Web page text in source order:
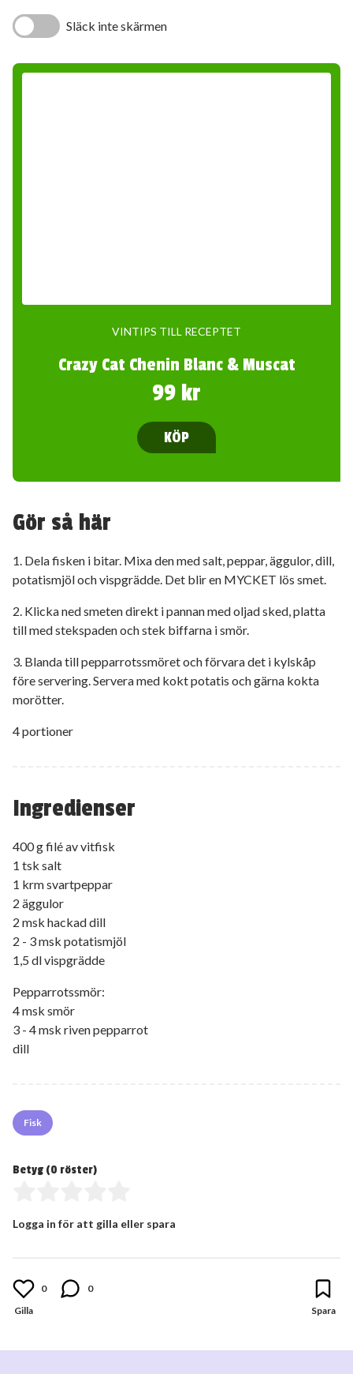
Ingredienser
400 g filé av vitfisk
1 tsk salt
1 krm svartpeppar
2 äggulor
2 msk hackad dill
2 - 3 msk potatismjöl
1,5 dl vispgrädde
Pepparrotssmör:
4 msk smör
3 - 4 msk riven pepparrot
dill
Släck inte skärmen
VINTIPS TILL RECEPTET
Crazy Cat Chenin Blanc & Muscat
99 kr
KÖP
Gör så här
1. Dela fisken i bitar. Mixa den med salt, peppar, äggulor, dill,
potatismjöl och vispgrädde. Det blir en MYCKET lös smet.
2. Klicka ned smeten direkt i pannan med oljad sked, platta
till med stekspaden och stek biffarna i smör.
3. Blanda till pepparrotssmöret och förvara det i kylskåp
före servering. Servera med kokt potatis och gärna kokta
morötter.
4 portioner
Fisk
Betyg (0 röster)
Logga in för att gilla eller spara
0 0